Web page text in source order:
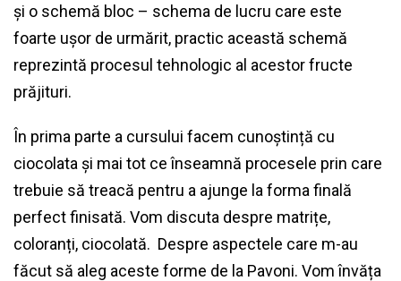
și o schemă bloc – schema de lucru care este
foarte ușor de urmărit, practic această schemă
reprezintă procesul tehnologic al acestor fructe
prăjituri.
În prima parte a cursului facem cunoștință cu
ciocolata și mai tot ce înseamnă procesele prin care
trebuie să treacă pentru a ajunge la forma finală
perfect finisată. Vom discuta despre matrițe,
coloranți, ciocolată. Despre aspectele care m-au
făcut să aleg aceste forme de la Pavoni. Vom învăța